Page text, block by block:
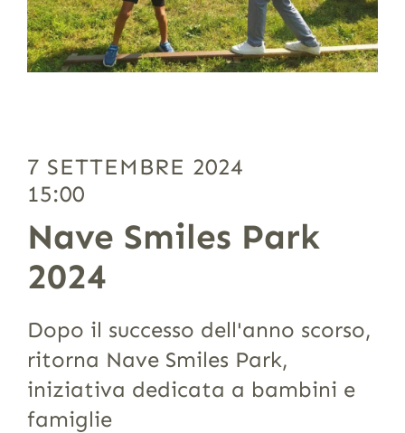
7 SETTEMBRE 2024
15:00
Nave Smiles Park
2024
Dopo il successo dell'anno scorso,
ritorna Nave Smiles Park,
iniziativa dedicata a bambini e
famiglie